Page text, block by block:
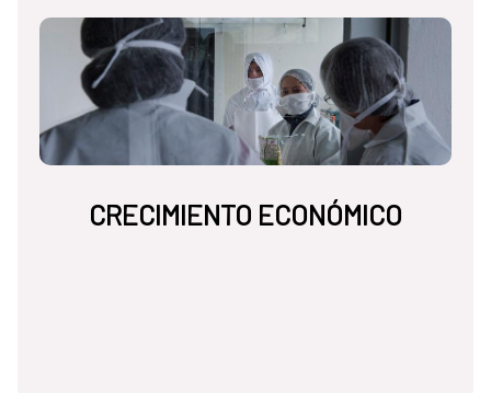
CRECIMIENTO ECONÓMICO